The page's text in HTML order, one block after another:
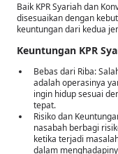
Baik KPR Syariah dan
disesuaikan dengan
keuntungan dari kedua
Keuntungan KPR
Bebas dari Riba:
adalah operasinya
ingin hidup sesuai
tepat.
Risiko dan
nasabah berbagi
ketika terjadi
dalam